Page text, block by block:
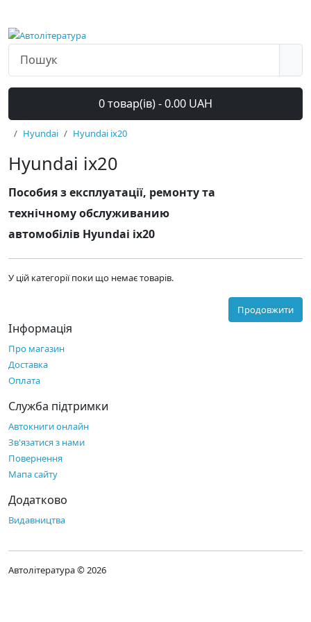
0 товар(ів) - 0.00 UAH
Hyundai Hyundai ix20
Hyundai ix20
Пособия з експлуатації, ремонту та
технічному обслуживанию
автомобілів Hyundai ix20
У цій категорії поки що немає товарів.
Продовжити
Інформація
Про магазин
Доставка
Оплата
Служба підтримки
Автокниги онлайн
Зв'язатися з нами
Повернення
Мапа сайту
Додатково
Видавництва
Автолітература © 2026